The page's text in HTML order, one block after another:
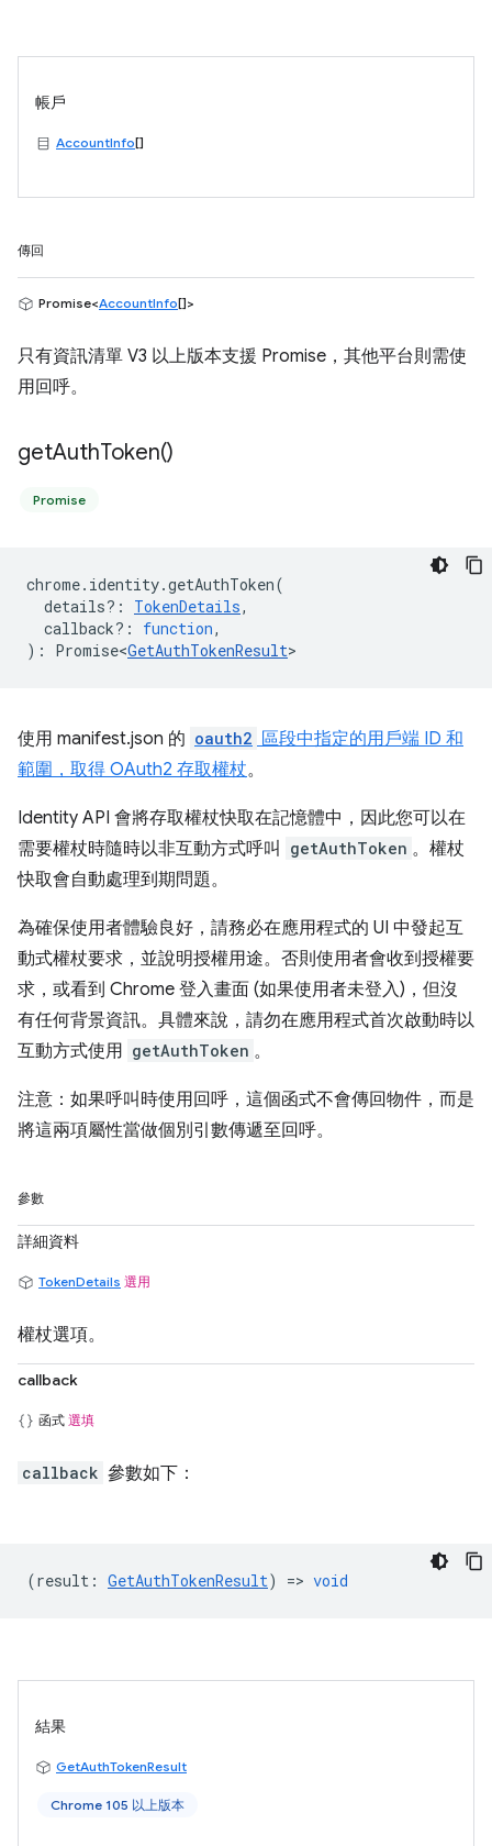
帳戶
AccountInfo[]
傳回
Promise<AccountInfo[]>
只有資訊清單 V3 以上版本支援 Promise，其他平台則需使
用回呼。
getAuthToken()
Promise
chrome. identity.getAuthToken(
details? : TokenDetails,
callback? : function,
) : Promise<GetAuthTokenResult>
使用 manifest.json 的 oauth2 區段中指定的用戶端 ID 和
範圍，取得 OAuth2 存取權杖。
Identity API 會將存取權杖快取在記憶體中，因此您可以在
需要權杖時隨時以非互動方式呼叫
getAuthToken 。權杖
快取會自動處理到期問題。
為確保使用者體驗良好，請務必在應用程式的 UI 中發起互
動式權杖要求，並說明授權用途。否則使用者會收到授權要
求，或看到 Chrome 登入畫面 (如果使用者未登入)，但沒
有任何背景資訊。具體來說，請勿在應用程式首次啟動時以
互動方式使用 getAuthToken 。
注意：如果呼叫時使用回呼，這個函式不會傳回物件，而是
將這兩項屬性當做個別引數傳遞至回呼。
參數
詳細資料
TokenDetails 選用
權杖選項。
callback
函式 選填
callback 參數如下：
(result : GetAuthTokenResult) => void
結果
GetAuthTokenResult
Chrome 105 以上版本